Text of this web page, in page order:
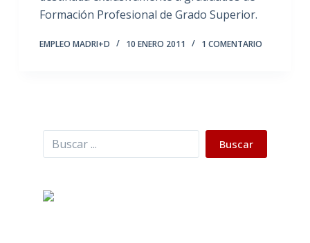
Formación Profesional de Grado Superior.
EMPLEO MADRI+D 10 ENERO 2011 1 COMENTARIO
Buscar Buscar